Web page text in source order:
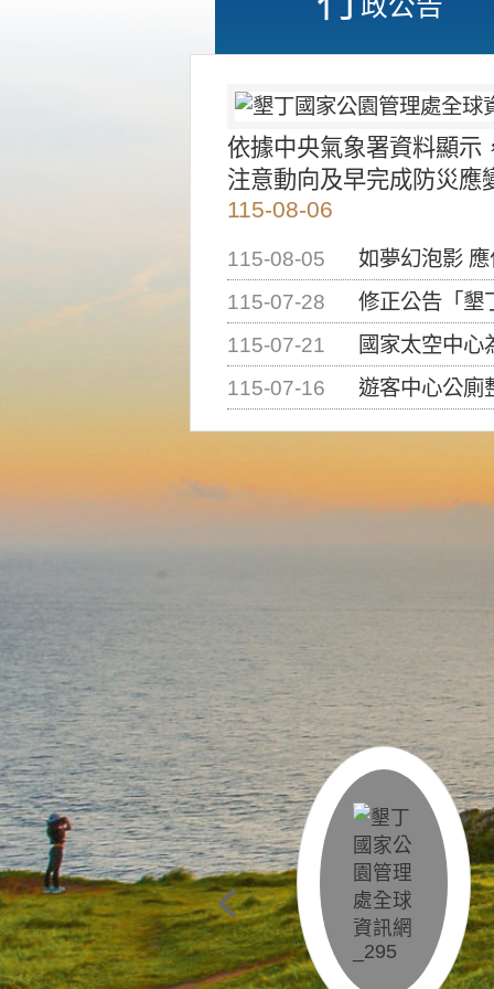
依據中央氣象署資料顯示
注意動向及早完成防災應
115-08-06
115-08-05
如夢幻泡影
115-07-28
修正公告「墾丁國家公
115-07-21
國家太空中心為辦理
115-07-16
遊客中心公廁